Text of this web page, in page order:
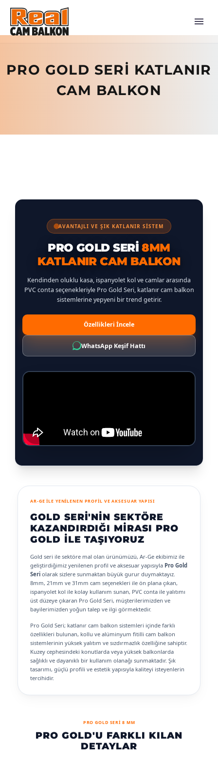
Türkçe
PRO GOLD SERİ KATLANIR
CAM BALKON
AVANTAJLI VE ŞIK KATLANIR SİSTEM
PRO GOLD SERI8MM
KATLANIR CAM BALKON
Kendinden oluklu kasa, ispanyolet kol ve camlar arasında
PVC conta seçenekleriyle Pro Gold Seri, katlanır cam balkon
sistemlerine yepyeni bir trend getirir.
Özellikleri İncele
WhatsApp Keşif Hattı
AR-GE İLE YENİLENEN PROFİL VE AKSESUAR YAPISI
GOLD SERI'NIN SEKTÖRE
KAZANDIRDIĞI MIRASI PRO
GOLD İLE TAŞIYORUZ
Gold seri ile sektöre mal olan ürünümüzü, Ar-Ge ekibimiz ile
geliştirdiğimiz yenilenen profil ve aksesuar yapısıyla Pro Gold
Seri olarak sizlere sunmaktan büyük gurur duymaktayız.
8mm, 21mm ve 31mm cam seçenekleri ile ön plana çıkan,
ispanyolet kol ile kolay kullanım sunan, PVC conta ile yalıtımı
üst düzeye çıkaran Pro Gold Seri, müşterilerimizden ve
bayilerimizden yoğun talep ve ilgi görmektedir.
Pro Gold Seri; katlanır cam balkon sistemleri içinde farklı
özellikleri bulunan, kollu ve alüminyum fitilli cam balkon
sistemlerinin yüksek yalıtım ve sızdırmazlık özelliğine sahiptir.
Kuzey cephesindeki konutlarda veya yüksek balkonlarda
sağlıklı ve dayanıklı bir kullanım olanağı sunmaktadır. Şık
tasarımı, güçlü profili ve estetik yapısıyla kaliteyi isteyenlerin
tercihidir.
PRO GOLD SERİ 8 MM
PRO GOLD'U FARKLI KILAN
DETAYLAR